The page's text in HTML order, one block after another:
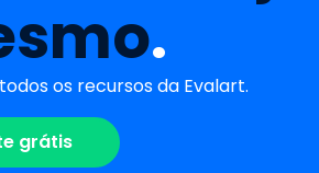
.
os recursos da Evalart.
grátis